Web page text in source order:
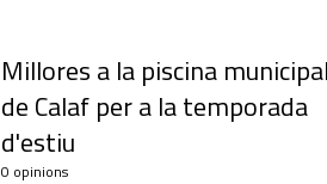
Millores a la piscina
de Calaf per a la temporada
d'estiu
0 opinions